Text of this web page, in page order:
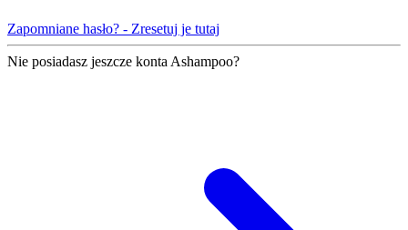
Zapomniane hasło? - Zresetuj je tutaj
Nie posiadasz jeszcze konta Ashampoo?